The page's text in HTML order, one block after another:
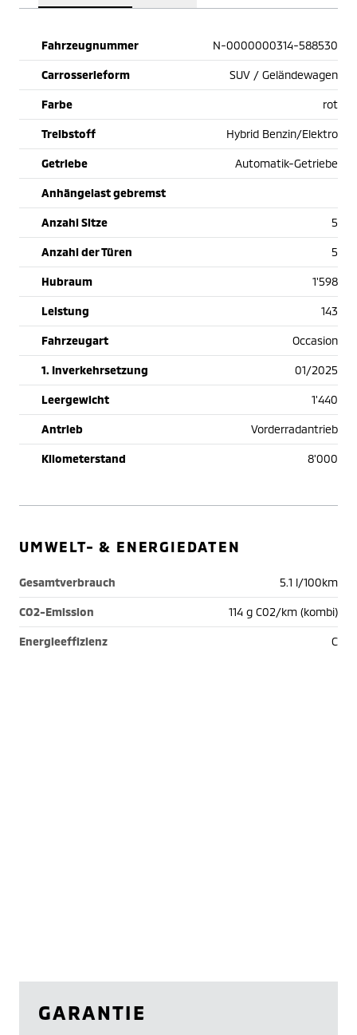
Fahrzeugnummer N-0000000314-588530
Carrosserieform SUV / Geländewagen
Farbe rot
Treibstoff Hybrid Benzin/Elektro
Getriebe Automatik-Getriebe
Anhängelast gebremst
Anzahl Sitze 5
Anzahl der Türen 5
Hubraum 1'598
Leistung 143
Fahrzeugart Occasion
1. Inverkehrsetzung 01/2025
Leergewicht 1'440
Antrieb Vorderradantrieb
Kilometerstand 8'000
UMWELT- & ENERGIEDATEN
Gesamtverbrauch 5.1 l/100km
CO2-Emission 114 g C02/km (kombi)
Energieeffizienz C
GARANTIE